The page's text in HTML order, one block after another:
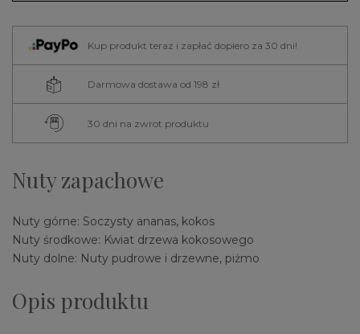
Kup produkt teraz i zapłać dopiero za 30 dni!
Darmowa dostawa od 198 zł
30 dni na zwrot produktu
Nuty zapachowe
Nuty górne: Soczysty ananas, kokos
Nuty środkowe: Kwiat drzewa kokosowego
Nuty dolne: Nuty pudrowe i drzewne, piżmo
Opis produktu